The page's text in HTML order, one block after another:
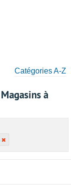
Catégories A-Z
à